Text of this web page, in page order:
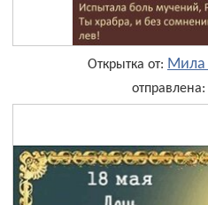
Открытка от: Мила